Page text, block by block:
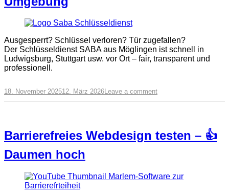
Ausgesperrt? Schlüssel verloren? Tür zugefallen?
Der Schlüsseldienst SABA aus Möglingen ist schnell in
Ludwigsburg, Stuttgart usw. vor Ort – fair, transparent und
professionell.
18. November 202512. März 2026Leave a comment
Barrierefreies Webdesign testen – 👍
Daumen hoch